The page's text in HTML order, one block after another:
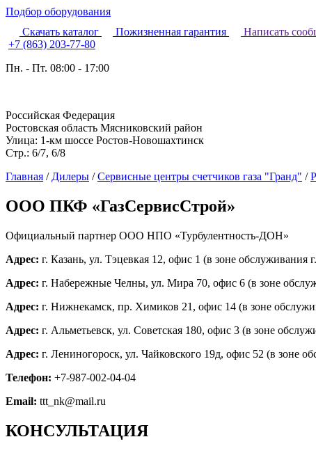
Подбор оборудования
Скачать каталог
Пожизненная гарантия Написать
+7 (863) 203-77-80
Пн. - Пт. 08:00 - 17:00
Российская Федерация
Ростовская область Мясниковский район
Улица: 1-км шоссе Ростов-Новошахтинск
Стр.: 6/7, 6/8
Главная / Дилеры /Сервисные центры счетчиков газа "Гранд" /
ООО ПКФ «ГазСервисСтрой»
Официальный партнер ООО НПО «Турбулентность-ДОН»
Адрес: г. Казань, ул. Тэцевкая 12, офис 1 (в зоне обслуживания
Адрес: г. Набережные Челны, ул. Мира 70, офис 6 (в зоне
Адрес: г. Нижнекамск, пр. Химиков 21, офис 14 (в зоне
Адрес: г. Альметьевск, ул. Советская 180, офис 3 (в зоне
Адрес: г. Лениногороск, ул. Чайковского 19д, офис 52 (в зоне
Телефон: +7-987-002-04-04
Email: ttt_nk@mail.ru
КОНСУЛЬТАЦИЯ